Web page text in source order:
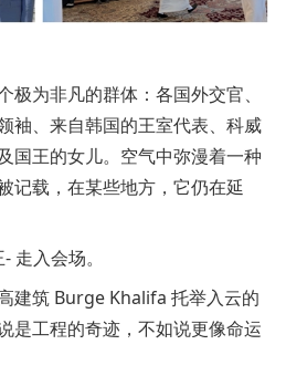
极为非凡的群体：各国外交官、
袖、来自韩国的王室代表、科威
国王的女儿。空气中弥漫着一种
载，在某些地方，它仍在延
走入会场。
建筑 Burge Khalifa 托举入云的
工程的奇迹，不如说更像命运